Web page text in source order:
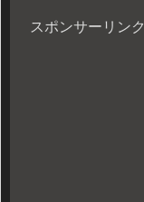
スポンサーリンク